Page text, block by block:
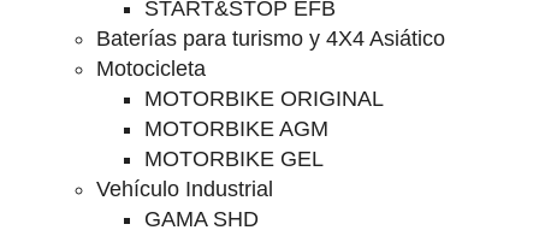
START&STOP EFB
Baterías para turismo y 4X4 Asiático
Motocicleta
MOTORBIKE ORIGINAL
MOTORBIKE AGM
MOTORBIKE GEL
Vehículo Industrial
GAMA SHD